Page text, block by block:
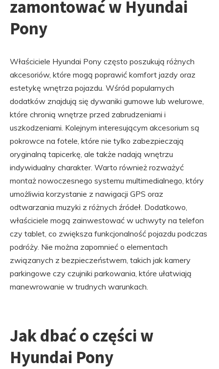
zamontować w Hyundai
Pony
Właściciele Hyundai Pony często poszukują różnych
akcesoriów, które mogą poprawić komfort jazdy oraz
estetykę wnętrza pojazdu. Wśród popularnych
dodatków znajdują się dywaniki gumowe lub welurowe,
które chronią wnętrze przed zabrudzeniami i
uszkodzeniami. Kolejnym interesującym akcesorium są
pokrowce na fotele, które nie tylko zabezpieczają
oryginalną tapicerkę, ale także nadają wnętrzu
indywidualny charakter. Warto również rozważyć
montaż nowoczesnego systemu multimedialnego, który
umożliwia korzystanie z nawigacji GPS oraz
odtwarzania muzyki z różnych źródeł. Dodatkowo,
właściciele mogą zainwestować w uchwyty na telefon
czy tablet, co zwiększa funkcjonalność pojazdu podczas
podróży. Nie można zapomnieć o elementach
związanych z bezpieczeństwem, takich jak kamery
parkingowe czy czujniki parkowania, które ułatwiają
manewrowanie w trudnych warunkach.
Jak dbać o części w
Hyundai Pony